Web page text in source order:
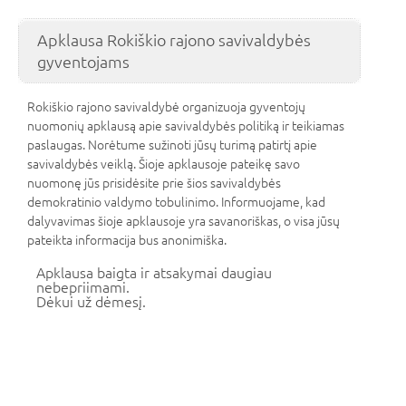
Apklausa Rokiškio rajono savivaldybės
gyventojams
Rokiškio rajono savivaldybė organizuoja gyventojų
nuomonių apklausą apie savivaldybės politiką ir teikiamas
paslaugas. Norėtume sužinoti jūsų turimą patirtį apie
savivaldybės veiklą. Šioje apklausoje pateikę savo
nuomonę jūs prisidėsite prie šios savivaldybės
demokratinio valdymo tobulinimo. Informuojame, kad
dalyvavimas šioje apklausoje yra savanoriškas, o visa jūsų
pateikta informacija bus anonimiška.
Apklausa baigta ir atsakymai daugiau
nebepriimami.
Dėkui už dėmesį.